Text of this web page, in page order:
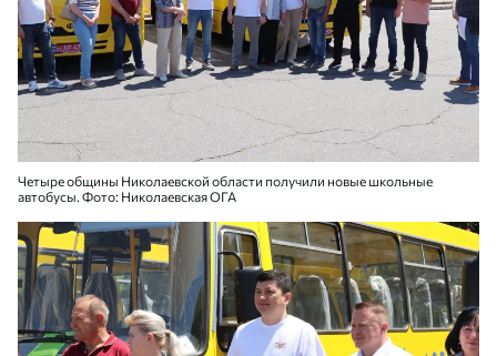
Четыре общины Николаевской области получили новые школьные
автобусы. Фото: Николаевская ОГА